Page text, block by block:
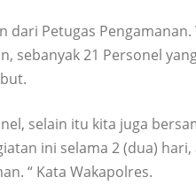
Petugas
sebanyak 21 Personel
selain itu kita juga
ini selama 2 (dua)
“ Kata Wakapolres.